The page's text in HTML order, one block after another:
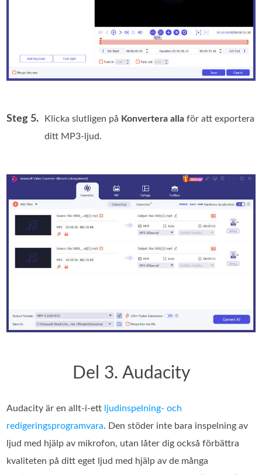
Steg 5. Klicka slutligen på Konvertera alla för att exportera
ditt MP3-ljud.
Del 3. Audacity
Audacity är en allt-i-ett ljudinspelning- och
redigeringsprogramvara. Den stöder inte bara inspelning av
ljud med hjälp av mikrofon, utan låter dig också förbättra
kvaliteten på ditt eget ljud med hjälp av de många